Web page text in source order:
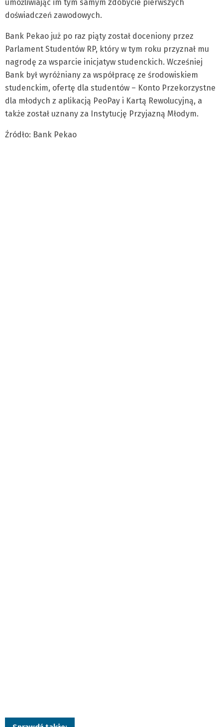
umożliwiając im tym samym zdobycie pierwszych
doświadczeń zawodowych.
Bank Pekao już po raz piąty został doceniony przez
Parlament Studentów RP, który w tym roku przyznał mu
nagrodę za wsparcie inicjatyw studenckich. Wcześniej
Bank był wyróżniany za współpracę ze środowiskiem
studenckim, ofertę dla studentów – Konto Przekorzystne
dla młodych z aplikacją PeoPay i Kartą Rewolucyjną, a
także został uznany za Instytucję Przyjazną Młodym.
Źródło: Bank Pekao